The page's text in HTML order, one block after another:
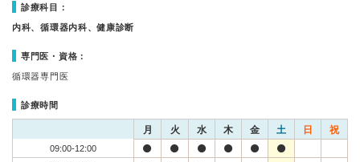
診療科目：
内科、循環器内科、健康診断
専門医・資格：
循環器専門医
診療時間
月 火 水 木 金 土 日 祝
09:00-12:00